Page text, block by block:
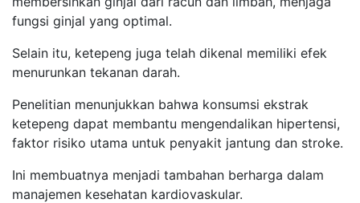
fungsi ginjal yang optimal.
Selain itu, ketepeng juga telah dikenal memiliki efek
menurunkan tekanan darah.
Penelitian menunjukkan bahwa konsumsi ekstrak
ketepeng dapat membantu mengendalikan hipertensi,
faktor risiko utama untuk penyakit jantung dan stroke.
Ini membuatnya menjadi tambahan berharga dalam
manajemen kesehatan kardiovaskular.